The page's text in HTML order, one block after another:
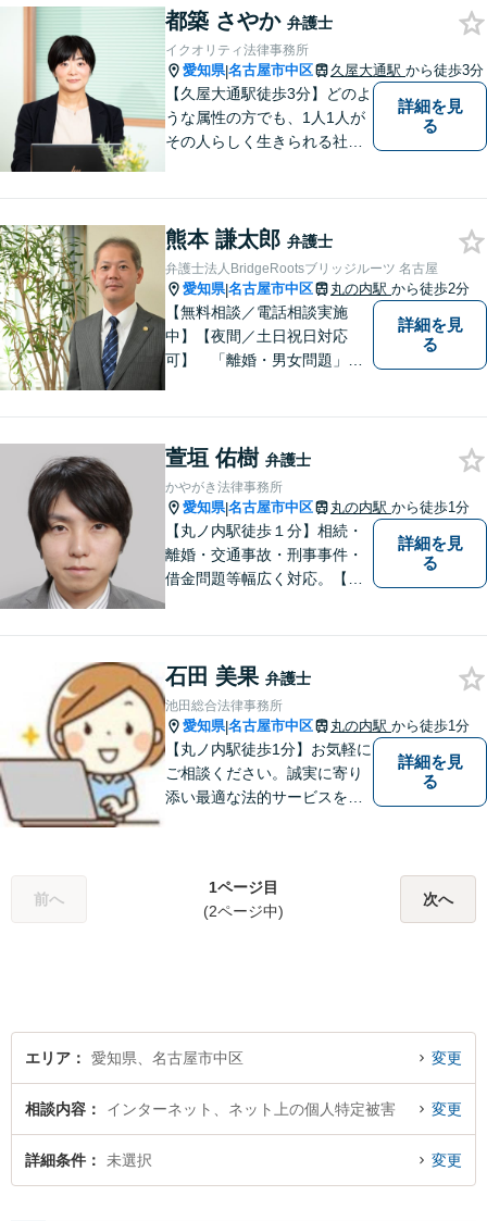
都築 さやか 弁護士
イクオリティ法律事務所
愛知県|名古屋市中区 久屋大通駅 から徒歩3分
【久屋大通駅徒歩3分】どのよ
うな属性の方でも、1人1人が
その人らしく生きられる社会
ど、女性の法律問題に幅広く
対応可能です。ぜひご相談く
ださい。
詳細を見
る
熊本 謙太郎 弁護士
弁護士法人BridgeRootsブリッジルーツ 名古屋
愛知県|名古屋市中区 丸の内駅 から徒歩2分
【無料相談／電話相談実施
中】【夜間／土日祝日対応
可】 「離婚・男女問題」
弁護士と事務職員が力を合わ
せ、依頼者のみなさまに満足
していただけるようサポート
いたします！
詳細を見
る
萱垣 佑樹 弁護士
かやがき法律事務所
愛知県|名古屋市中区 丸の内駅 から徒歩1分
【丸ノ内駅徒歩１分】相続・
離婚・交通事故・刑事事件・
借金問題等幅広く対応。【迅
詳細を見
る
石田 美果 弁護士
池田総合法律事務所
愛知県|名古屋市中区 丸の内駅 から徒歩1分
【丸ノ内駅徒歩1分】お気軽に
ご相談ください。誠実に寄り
添い最適な法的サービスを提
詳細を見
る
前へ
1ページ目
(2ページ中)
次へ
エリア 愛知県、名古屋市中区 変更
相談内容 インターネット、ネット上の個人特定被害 変更
詳細条件 未選択 変更